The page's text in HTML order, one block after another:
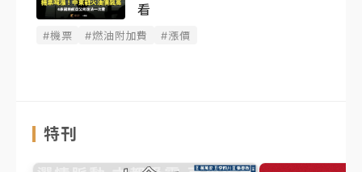
看
#機票 #燃油附加費 #漲價
特刊